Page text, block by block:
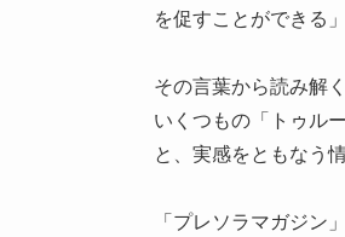
を促すことができる」
その言葉から読み解
いくつもの「トゥル
と、実感をともなう
「プレソラマガジ